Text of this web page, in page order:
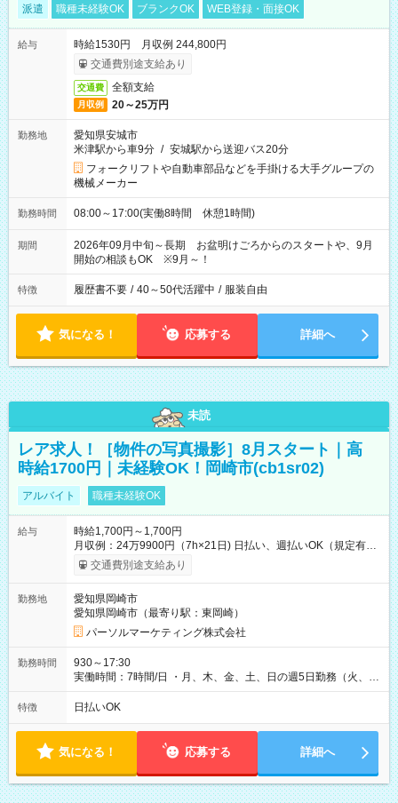
派遣 職種未経験OK ブランクOK WEB登録・面接OK
給与
時給1530円 月収例 244,800円
交通費別途支給あり
交通費 全額支給
月収例 20～25万円
勤務地
愛知県安城市
米津駅から車9分 / 安城駅から送迎バス20分
フォークリフトや自動車部品などを手掛ける大手グループの
機械メーカー
勤務時間 08:00～17:00(実働8時間 休憩1時間)
期間
2026年09月中旬～長期 お盆明けごろからのスタートや、9月
開始の相談もOK ※9月～！
特徴 履歴書不要 / 40～50代活躍中 / 服装自由
気になる！ 応募する 詳細へ
未読
レア求人！［物件の写真撮影］8月スタート｜高
時給1700円｜未経験OK！岡崎市(cb1sr02)
アルバイト 職種未経験OK
給与
時給1,700円～1,700円
月収例：24万9900円（7h×21日) 日払い、週払いOK（規定有
り） 【試用期間】試用期間なし
交通費別途支給あり
勤務地
愛知県岡崎市
愛知県岡崎市（最寄り駅：東岡崎）
パーソルマーケティング株式会社
勤務時間
930～17:30
実働時間：7時間/日 ・月、木、金、土、日の週5日勤務（火、水
は固定休です／夏季、年末年始等、長期休暇有り！） ・ワンシ
フト！ 残業ほぼナシ（0～5h/月）
特徴 日払いOK
気になる！ 応募する 詳細へ